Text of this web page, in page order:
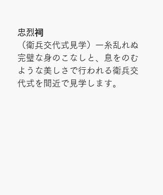
忠烈祠
（衛兵交代式見学）一糸乱れぬ
完璧な身のこなしと、息をのむ
ような美しさで行われる衛兵交
代式を間近で見学します。